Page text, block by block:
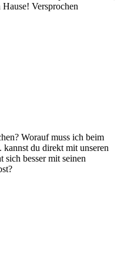
Versprochen
Worauf muss ich beim
kannst du direkt mit unseren
sich besser mit seinen